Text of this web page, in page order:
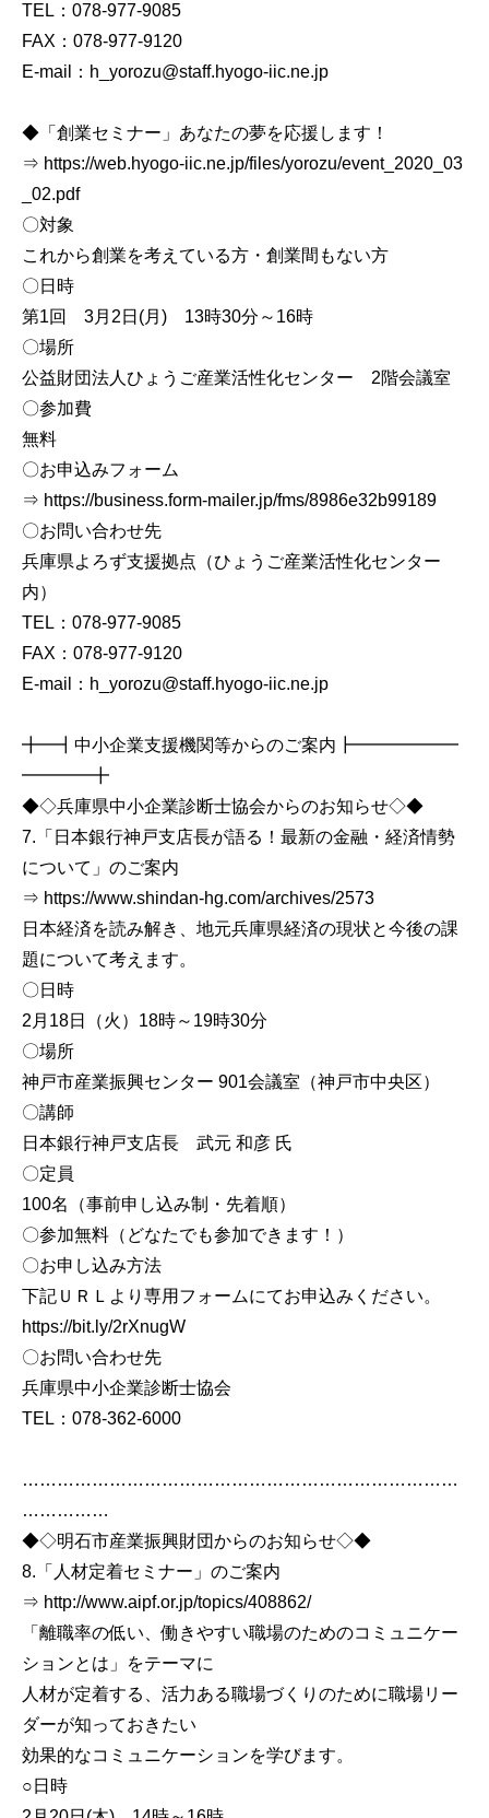
TEL：078-977-9085
FAX：078-977-9120
E-mail：h_yorozu@staff.hyogo-iic.ne.jp
◆「創業セミナー」あなたの夢を応援します！
⇒ https://web.hyogo-iic.ne.jp/files/yorozu/event_2020_03
_02.pdf
〇対象
これから創業を考えている方・創業間もない方
〇日時
第1回 3月2日(月) 13時30分～16時
〇場所
公益財団法人ひょうご産業活性化センター 2階会議室
〇参加費
無料
〇お申込みフォーム
⇒ https://business.form-mailer.jp/fms/8986e32b99189
〇お問い合わせ先
兵庫県よろず支援拠点（ひょうご産業活性化センター
内）
TEL：078-977-9085
FAX：078-977-9120
E-mail：h_yorozu@staff.hyogo-iic.ne.jp
╋━┫中小企業支援機関等からのご案内┣━━━━━━
━━━━╋
◆◇兵庫県中小企業診断士協会からのお知らせ◇◆
7.「日本銀行神戸支店長が語る！最新の金融・経済情勢
について」のご案内
⇒ https://www.shindan-hg.com/archives/2573
日本経済を読み解き、地元兵庫県経済の現状と今後の課
題について考えます。
〇日時
2月18日（火）18時～19時30分
〇場所
神戸市産業振興センター 901会議室（神戸市中央区）
〇講師
日本銀行神戸支店長 武元 和彦 氏
〇定員
100名（事前申し込み制・先着順）
〇参加無料（どなたでも参加できます！）
〇お申し込み方法
下記ＵＲＬより専用フォームにてお申込みください。
https://bit.ly/2rXnugW
〇お問い合わせ先
兵庫県中小企業診断士協会
TEL：078-362-6000
…………………………………………………………………
……………
◆◇明石市産業振興財団からのお知らせ◇◆
8.「人材定着セミナー」のご案内
⇒ http://www.aipf.or.jp/topics/408862/
「離職率の低い、働きやすい職場のためのコミュニケー
ションとは」をテーマに
人材が定着する、活力ある職場づくりのために職場リー
ダーが知っておきたい
効果的なコミュニケーションを学びます。
○日時